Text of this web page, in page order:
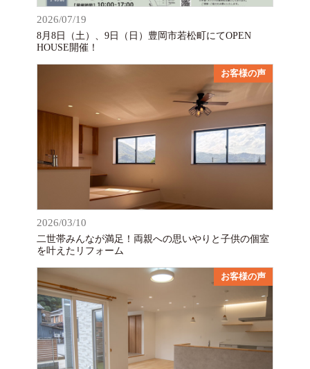
2026/07/19
8月8日（土）、9日（日）豊岡市若松町にてOPEN
HOUSE開催！
お客様の声
2026/03/10
二世帯みんなが満足！両親への思いやりと子供の個室
を叶えたリフォーム
お客様の声